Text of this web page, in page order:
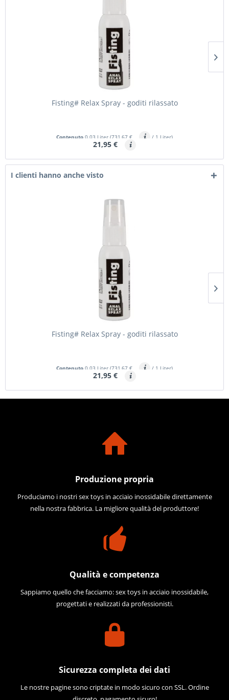
Fisting# Relax Spray - goditi rilassato
Contenuto 0.03 Liter (731,67 € / 1 Liter)
21,95 €
I clienti hanno anche visto
Fisting# Relax Spray - goditi rilassato
Contenuto 0.03 Liter (731,67 € / 1 Liter)
21,95 €
Produzione propria
Produciamo i nostri sex toys in acciaio inossidabile direttamente
nella nostra fabbrica. La migliore qualità del produttore!
Qualità e competenza
Sappiamo quello che facciamo: sex toys in acciaio inossidabile,
progettati e realizzati da professionisti.
Sicurezza completa dei dati
Le nostre pagine sono criptate in modo sicuro con SSL. Ordine